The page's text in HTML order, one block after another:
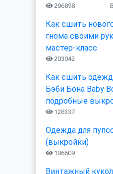
206898
Как сшить
гнома своими
мастер-класс
203042
Как сшить
Бэби Бона Baby
подробные
128337
Одежда для
(выкройки)
106609
Винтажный